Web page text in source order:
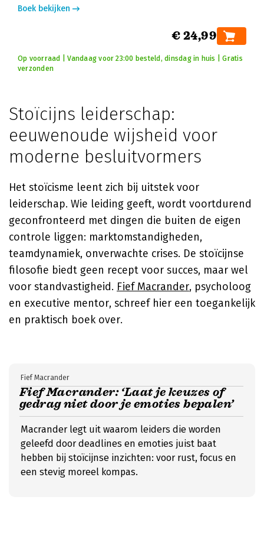
Boek bekijken
€ 24,99
Op voorraad | Vandaag voor 23:00 besteld, dinsdag in huis | Gratis
verzonden
Stoïcijns leiderschap:
eeuwenoude wijsheid voor
moderne besluitvormers
Het stoïcisme leent zich bij uitstek voor
leiderschap. Wie leiding geeft, wordt voortdurend
geconfronteerd met dingen die buiten de eigen
controle liggen: marktomstandigheden,
teamdynamiek, onverwachte crises. De stoïcijnse
filosofie biedt geen recept voor succes, maar wel
voor standvastigheid. Fief Macrander, psycholoog
en executive mentor, schreef hier een toegankelijk
en praktisch boek over.
Fief Macrander: ‘Laat je keuzes of
gedrag niet door je emoties bepalen’
Fief Macrander
Macrander legt uit waarom leiders die worden
geleefd door deadlines en emoties juist baat
hebben bij stoïcijnse inzichten: voor rust, focus en
een stevig moreel kompas.